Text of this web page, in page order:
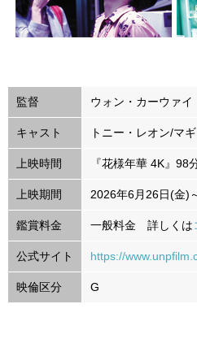
監督 ウォン・カーウァイ
キャスト トニー・レオン/マ
上映時間 『花様年華 4K』98
上映期間 2026年6月26日(金)
鑑賞料金 一般料金 詳しくは
公式サイト https://
映倫区分 G